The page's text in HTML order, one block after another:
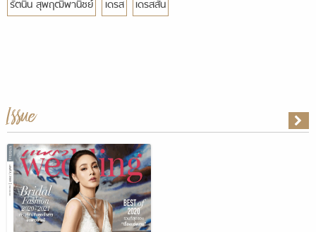
รัตนิน สุพฤฒิพานิชย์
เดรส เดรสสั้น
Issue